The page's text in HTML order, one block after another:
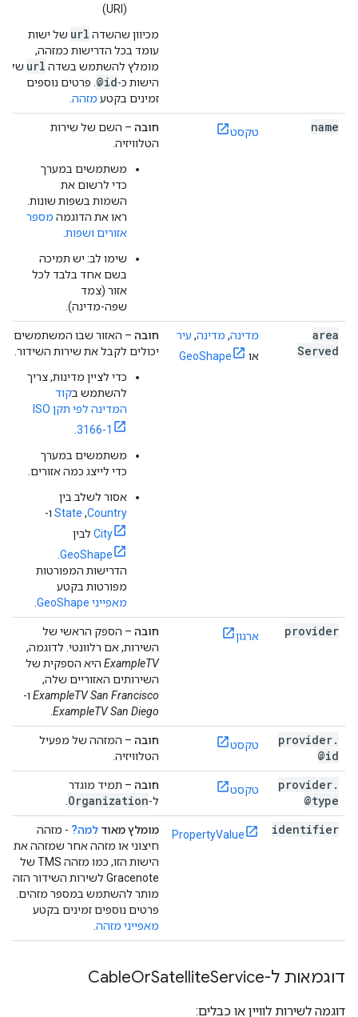
(URI)
מכיוון שהשדה url של ישות
עומד בכל הדרישות כמזהה,
מומלץ להשתמש בשדה url של
הישות כ-@id . פרטים נוספים
זמינים בקטע מזהה
name טקסט חובה – השם של שירות
הטלוויזיה.
משתמשים במערך
כדי לרשום את
השמות בשפות שונות.
ראו את הדוגמה מספר
אזורים ושפות
שימו לב: יש תמיכה
בשם אחד בלבד לכל
אזור (צמד
שפה-מדינה).
area
Served
מדינה, מדינה, עיר
או
GeoShape
חובה – האזור שבו המשתמשים
יכולים לקבל את שירות השידור.
כדי לציין מדינות, צריך
להשתמש בקוד
המדינה לפי תקן ISO
3166-1
משתמשים במערך
כדי לייצג כמה אזורים.
אסור לשלב בין
Country
,‏
State ו-
City לבין
GeoShape
הדרישות המפורטות
מפורטות בקטע
מאפייני GeoShape
provider ארגון חובה – הספק הראשי של
השירות, אם רלוונטי. לדוגמה,
ExampleTV היא הספקית של
השירותים האזוריים שלה,
ExampleTV San Francisco ו-
ExampleTV San Diego
provider.
@id
טקסט חובה – המזהה של מפעיל
הטלוויזיה.
provider.
@type
טקסט חובה – תמיד מוגדר
ל-Organization
identifier
PropertyValue מומלץ מאוד למה? - מזהה
חיצוני או מזהה אחר שמזהה את
הישות הזו, כמו מזהה TMS של
Gracenote לשירות השידור הזה.
מותר להשתמש במספר מזהים.
פרטים נוספים זמינים בקטע
מאפייני מזהה
דוגמאות ל-Cable OrSatelliteService
דוגמה לשירות לוויין או כבלים: